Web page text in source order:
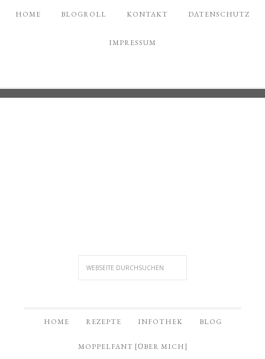
HOME BLOGROLL KONTAKT DATENSCHUTZ
IMPRESSUM
HOME REZEPTE INFOTHEK BLOG
MOPPELFANT [ÜBER MICH]